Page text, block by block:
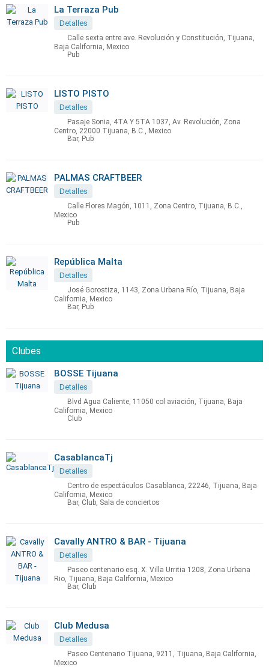
La Terraza Pub
Detalles
Calle sexta entre ave. Revolución y Constitución, Tijuana,
Baja California, Mexico
Pub
LISTO PISTO
Detalles
Pasaje Sonia, 4TA Y 5TA 1037, Av. Revolución, Zona
Centro, 22000 Tijuana, B.C., Mexico
Bar, Pub
PALMAS CRAFTBEER
Detalles
Calle Flores Magón, 1011, Zona Centro, Tijuana, B.C.,
Mexico
Pub
República Malta
Detalles
José Gorostiza, 1143, Zona Urbana Río, Tijuana, Baja
California, Mexico
Bar, Pub
Clubes
BOSSE Tijuana
Detalles
Blvd Agua Caliente, 11050 col aviación, Tijuana, Baja
California, Mexico
Club
CasablancaTj
Detalles
Centro de espectáculos Casablanca, 22246, Tijuana, Baja
California, Mexico
Bar, Club, Sala de conciertos
Cavally ANTRO & BAR - Tijuana
Detalles
Paseo centenario esq. X. Villa Urritia 1208, Zona Urbana
Rio, Tijuana, Baja California, Mexico
Bar, Club
Club Medusa
Detalles
Paseo Centenario Tijuana, 9211, Tijuana, Baja California,
Mexico